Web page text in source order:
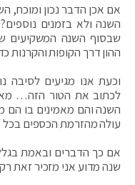
אם אכן הדבר נכון
השנה ולא בזמנים
שבסוף השנה המשקיעים
ההון דרך הקופות
וכעת אנו מגיעים
לכתוב את הטור הזה…
השנה והם מאמינים בו הם
עולה מהזרמת הכספים בכל
אם כך הדברים ובאמת
שנה מדוע אני מזכיר זאת